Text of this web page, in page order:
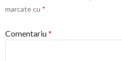
marcate cu *
Comentariu*